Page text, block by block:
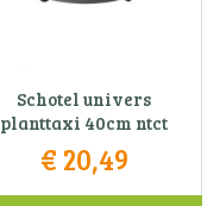
Schotel univers
planttaxi 40cm ntct
€ 20,49